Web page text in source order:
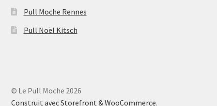
Pull Moche Rennes
Pull Noël Kitsch
© Le Pull Moche 2026
Construit avec Storefront & WooCommerce.